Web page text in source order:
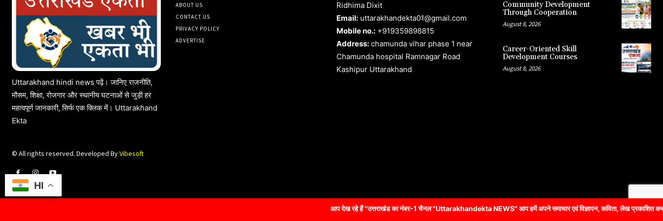
आप देख रहे हैं ''उत्तराखंड का नंबर-1 चैनल "Uttarakhandekta NEWS" आप हमें अपने समाचार एवं विज्ञापन, कविता, लेख प्रकाशित करने के लिए संपर्क कर
Uttarakhand hindi news पढ़ें। जानिए राजनीति,
मौसम, शिक्षा, रोजगार और स्थानीय घटनाओं से जुड़ी हर
महत्वपूर्ण जानकारी, सिर्फ एक क्लिक में। Uttarakhand
Ekta
© All rights reserved. Developed ByVibesoft
ABOUT US
CONTACT US
PRIVACY POLICY
ADVERTISE
Ridhima Dixit
Email: uttarakhandekta01@gmail.com
Mobile no.: +919359898815
Address: chamunda vihar phase 1 near
Chamunda hospital Ramnagar Road
Kashipur Uttarakhand
Community Development
Through Cooperation
August 8, 2026
Career-Oriented Skill
Development Courses
August 8, 2026
HI